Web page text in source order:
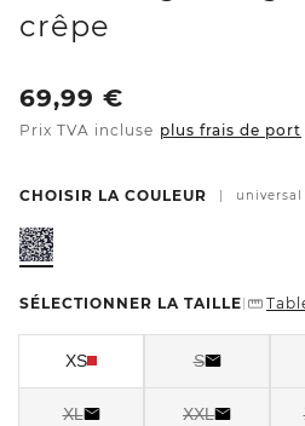
crêpe
69,99 €
Prix TVA incluse plus frais de port
CHOISIR LA COULEUR
SÉLECTIONNER LA TAILLE
XS S
XL XXL